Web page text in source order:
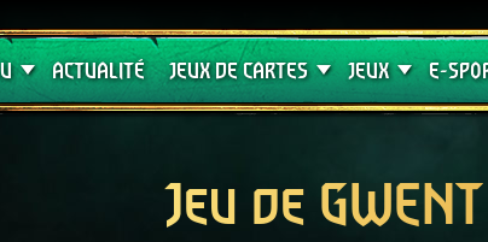
ACTUALITÉ JEUX DE CARTES
Crimson Curse
JEUX
Guides de
E-
Jeu de